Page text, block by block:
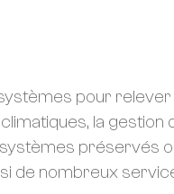
pour
la gestion
préservés
de nombreux